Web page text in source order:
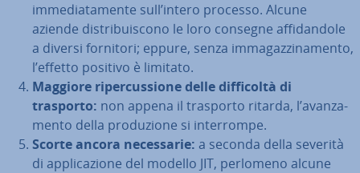
im­me­dia­ta­men­te sull’intero processo. Alcune
aziende di­stri­bui­sco­no le loro consegne af­fi­dan­do­le
a diversi fornitori; eppure, senza im­ma­gaz­zi­na­men­to,
l’effetto positivo è limitato.
Maggiore ri­per­cus­sio­ne delle dif­fi­col­tà di
trasporto: non appena il trasporto ritarda, l’avan­za­
men­to della pro­du­zio­ne si in­ter­rom­pe.
Scorte ancora ne­ces­sa­rie: a seconda della severità
di ap­pli­ca­zio­ne del modello JIT, perlomeno alcune